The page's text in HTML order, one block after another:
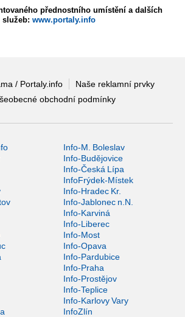
přednostního umístění a dalších
služeb: www.portaly.info
/ Portaly.info
Naše reklamní prvky
obchodní podmínky
Info-M. Boleslav
Info-Budějovice
Info-Česká Lípa
InfoFrýdek-Místek
Info-Hradec Kr.
Info-Jablonec n.N.
Info-Karviná
Info-Liberec
Info-Most
Info-Opava
Info-Pardubice
Info-Praha
Info-Prostějov
Info-Teplice
Info-Karlovy Vary
InfoZlín